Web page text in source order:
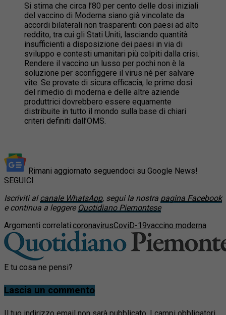
Si stima che circa l’80 per cento delle dosi iniziali
del vaccino di Moderna siano già vincolate da
accordi bilaterali non trasparenti con paesi ad alto
reddito, tra cui gli Stati Uniti, lasciando quantità
insufficienti a disposizione dei paesi in via di
sviluppo e contesti umanitari più colpiti dalla crisi.
Rendere il vaccino un lusso per pochi non è la
soluzione per sconfiggere il virus né per salvare
vite. Se provate di sicura efficacia, le prime dosi
del rimedio di moderna e delle altre aziende
produttrici dovrebbero essere equamente
distribuite in tutto il mondo sulla base di chiari
criteri definiti dall’OMS.
Rimani aggiornato seguendoci su Google News!
SEGUICI
Iscriviti alcanale WhatsApp, segui la nostra pagina Facebook
e continua a leggere Quotidiano Piemontese
Argomenti correlati:coronavirusCoviD-19vaccino moderna
E tu cosa ne pensi?
Lascia un commento